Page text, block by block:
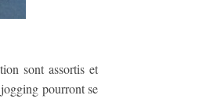
sont assortis et
pourront se